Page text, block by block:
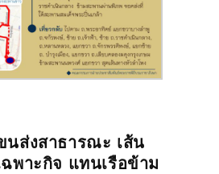
นส่งสาธารณะ เส้น
ฉพาะกิจ แทนเรือข้าม